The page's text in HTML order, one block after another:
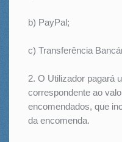
b) PayPal;
c) Transferência
2. O Utilizador pagará
correspondente ao
encomendados, que
da encomenda.